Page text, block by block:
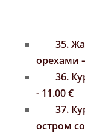
35.
орехами
36. К
- 11.00 €
37.
остром